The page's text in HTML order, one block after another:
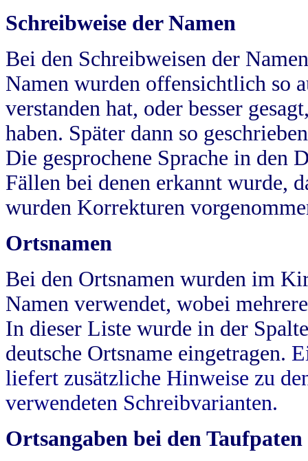
Schreibweise der Namen
Bei den Schreibweisen der
Namen wurden offensichtlich so
verstanden hat, oder besser
haben. Später dann so
Die gesprochene Sprache in
Fällen bei denen erkannt wurde,
wurden Korrekturen
Ortsnamen
Bei den Ortsnamen wurden im
Namen verwendet, wobei
In dieser Liste wurde in der
deutsche Ortsname eingetragen.
liefert zusätzliche Hinweise zu
verwendeten Schreibvarianten.
Ortsangaben bei den Taufpaten